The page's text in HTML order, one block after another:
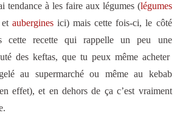
tendance à les faire aux légumes (légumes
auberginesici) mais cette fois-ci, le côté
cette recette qui rappelle un peu une
des keftas, que tu peux même acheter
au supermarché ou même au kebab
effet), et en dehors de ça c’est vraiment